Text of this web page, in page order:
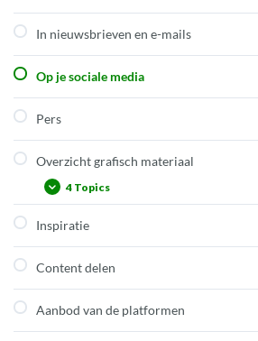
In nieuwsbrieven en e-mails
Op je sociale media
Pers
Overzicht grafisch materiaal
4 Topics
Inspiratie
Content delen
Aanbod van de platformen